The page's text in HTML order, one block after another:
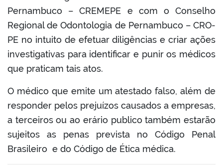
Pernambuco – CREMEPE e com o Conselho
Regional de Odontologia de Pernambuco – CRO-
PE no intuito de efetuar diligências e criar ações
investigativas para identificar e punir os médicos
que praticam tais atos.
O médico que emite um atestado falso, além de
responder pelos prejuízos causados a empresas,
a terceiros ou ao erário publico também estarão
sujeitos as penas prevista no Código Penal
Brasileiro e do Código de Ética médica.